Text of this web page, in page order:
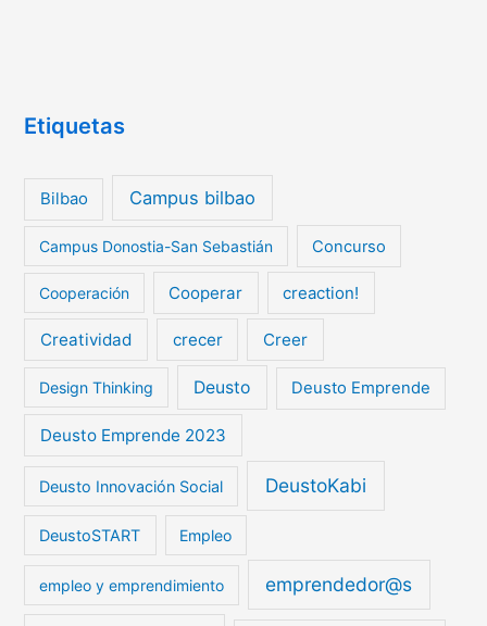
Etiquetas
Bilbao Campus bilbao
Campus Donostia-San Sebastián Concurso
Cooperación Cooperar creaction!
Creatividad crecer Creer
Design Thinking Deusto Deusto Emprende
Deusto Emprende 2023
Deusto Innovación Social DeustoKabi
DeustoSTART Empleo
empleo y emprendimiento emprendedor@s